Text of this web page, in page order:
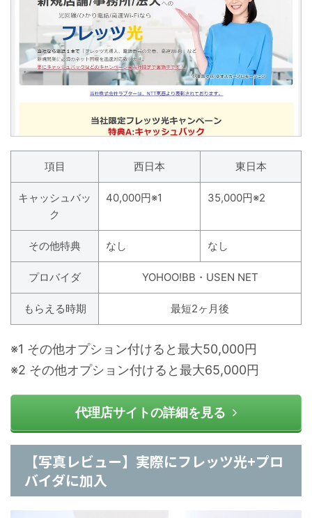
項目 西日本 東日本
キャッシュバッ
ク
40,000円※1 35,000円※2
その他特典 なし なし
プロバイダ YOHOO!BB・USEN NET
もらえる時期 最短2ヶ月後
※1 その他オプション付けると最大50,000円
※2 その他オプション付けると最大65,000円
代理店サイトの詳細を見る
【写真レビュー】実際にフレッツ光+プロ
バイダに加入